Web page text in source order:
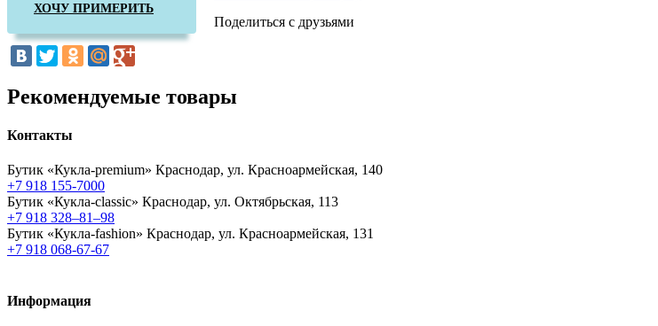
ХОЧУ ПРИМЕРИТЬ
Поделиться с друзьями
Рекомендуемые товары
Контакты
Бутик «Кукла-premium» Краснодар, ул. Красноармейская, 140
+7 918 155-7000
Бутик «Кукла-classic» Краснодар, ул. Октябрьская, 113
+7 918 328–81–98
Бутик «Кукла-fashion» Краснодар, ул. Красноармейская, 131
+7 918 068-67-67
Информация